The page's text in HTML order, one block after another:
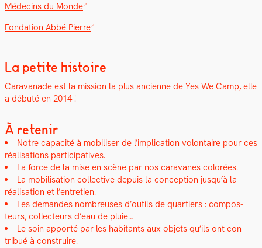
Médecins du Monde
Fon­da­tion Abbé Pierre
La petite histoire
Car­a­vanade est la mis­sion la plus anci­enne de Yes We Camp, elle
a débuté en 2014 !
À retenir
Notre capac­ité à mobilis­er de l’implication volon­taire pour ces
réal­i­sa­tions par­tic­i­pa­tives.
La force de la mise en scène par nos car­a­vanes col­orées.
La mobil­i­sa­tion col­lec­tive depuis la con­cep­tion jusqu’à la
réal­i­sa­tion et l’entretien.
Les deman­des nom­breuses d’outils de quartiers : com­pos­
teurs, col­lecteurs d’eau de pluie…
Le soin apporté par les habi­tants aux objets qu’ils ont con­
tribué à con­stru­ire.